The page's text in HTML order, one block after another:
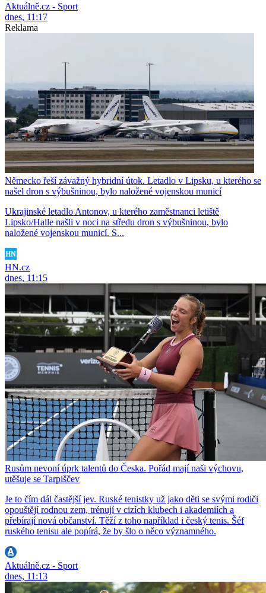
Aktuálně.cz - Sport
dnes, 11:17
Reklama
Německo řeší závažný hybridní útok. Letadlo v Lipsku, u kterého se
našel dron s výbušninou, bylo naložené vojenskou municí
Ukrajinské letadlo Antonov, u kterého zaměstnanci letiště
Lipsko/Halle našli v noci na středu dron s výbušninou, bylo
naložené vojenskou municí. S...
HN.cz
dnes, 11:15
Rusům nevoní úprk talentů do Česka. Pořád mají naši výchovu,
utěšuje se Tarpiščev
Je to čím dál častější jev. Ruské tenistky už jako děti se svými rodiči
opouštějí rodnou zem, trénují v cizích klubech i akademiích a
přebírají nová občanství. Těží z toho například i český tenis. Šéf
ruského tenisu ale popírá, že by šlo o něco významného.
Aktuálně.cz - Sport
dnes, 11:13